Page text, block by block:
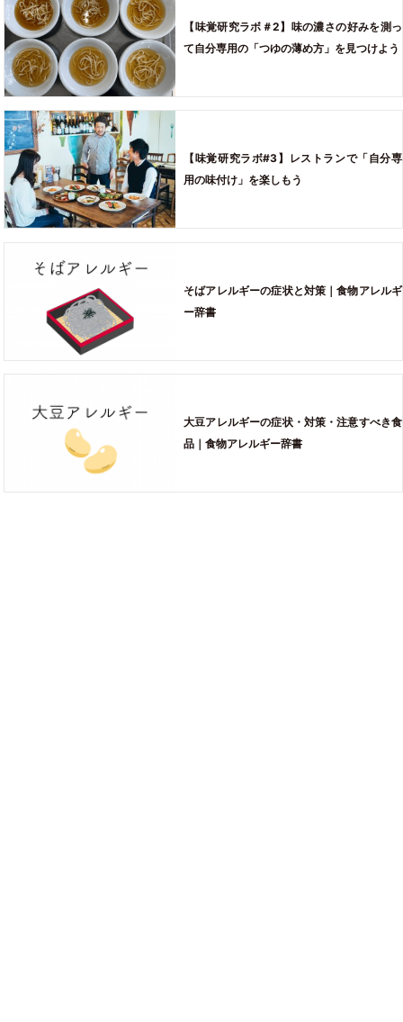
【味覚研究ラボ＃2】味の濃さの好みを測っ
て自分専用の「つゆの薄め方」を見つけよう
【味覚研究ラボ#3】レストランで「自分専
用の味付け」を楽しもう
そばアレルギーの症状と対策｜食物アレルギ
ー辞書
大豆アレルギーの症状・対策・注意すべき食
品｜食物アレルギー辞書